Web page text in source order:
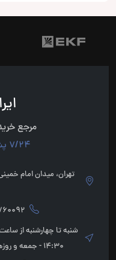
مرجع
7/24 پشتیبان شما هستیم
14:30 - جمعه و روزهای تعطیل فروشگاه تعطیل می باشد.